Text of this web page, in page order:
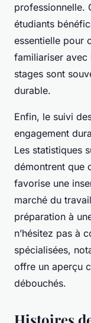
professionnelle.
étudiants
essentielle pour
familiariser avec
stages sont
durable.
Enfin, le suivi
engagement
Les statistiques
démontrent que
favorise une
marché du
préparation à
n’hésitez pas à
spécialisées,
offre un aperçu
débouchés.
Histoires